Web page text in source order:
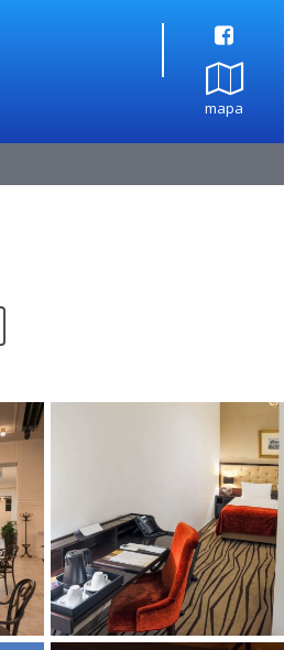
mapa